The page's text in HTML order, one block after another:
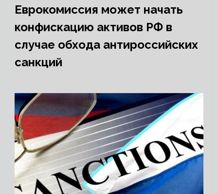
Еврокомиссия может начать
конфискацию активов РФ в
случае обхода антироссийских
санкций